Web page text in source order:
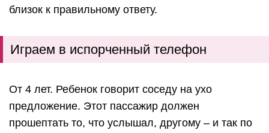
близок к правильному ответу.
Играем в испорченный телефон
От 4 лет. Ребенок говорит соседу на ухо
предложение. Этот пассажир должен
прошептать то, что услышал, другому – и так по